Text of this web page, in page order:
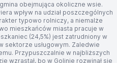
obejmująca okoliczne wsie.
wpływ na udział poszczególnych
typowo rolniczy, a niemalże
mieszkańców miasta pracuje w
(24,5%) jest zatrudniony w
sektorze usługowym. Zaledwie
Przypuszczalnie w najbliższych
wzrastał, bo w Golinie rozwinął się